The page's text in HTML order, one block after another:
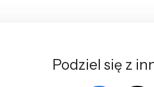
Podziel się z